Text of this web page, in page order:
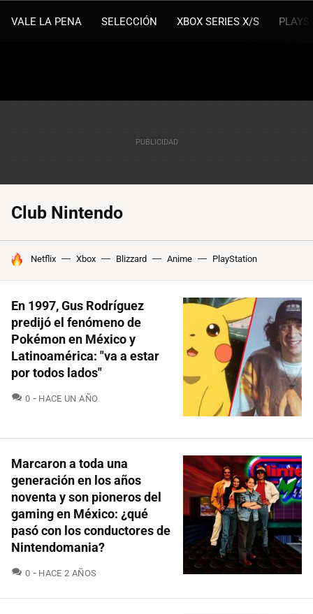
VALE LA PENA SELECCIÓN XBOX SERIES X/S
Club Nintendo
HOY SE HABLA DE
Netflix Xbox Blizzard Anime PlayStation
En 1997, Gus Rodríguez
predijó el fenómeno de
Pokémon en México y
Latinoamérica: "va a estar
por todos lados"
0 COMENTARIOS
HACE UN AÑO
Marcaron a toda una
generación en los años
noventa y son pioneros del
gaming en México: ¿qué
pasó con los conductores de
Nintendomania?
0 COMENTARIOS
HACE 2 AÑOS